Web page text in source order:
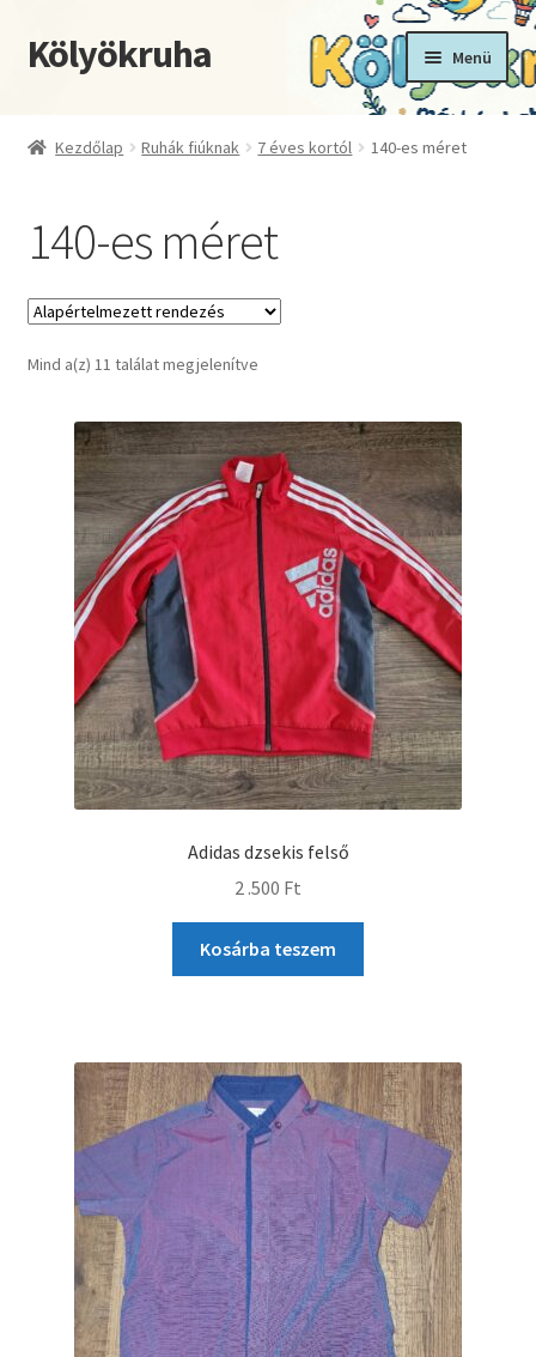
Ugrás
a
Kilépés
a
Kölyökruha Menü
Kosár
Pénztár
Termékek
Kezdőlap Ruhák fiúknak 7 éves kortól 140-es méret
140-es méret
Mind a(z) 11 találat megjelenítve
Adidas dzsekis felső
2 .500 Ft
Kosárba teszem